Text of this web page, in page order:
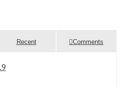
Recent Comments